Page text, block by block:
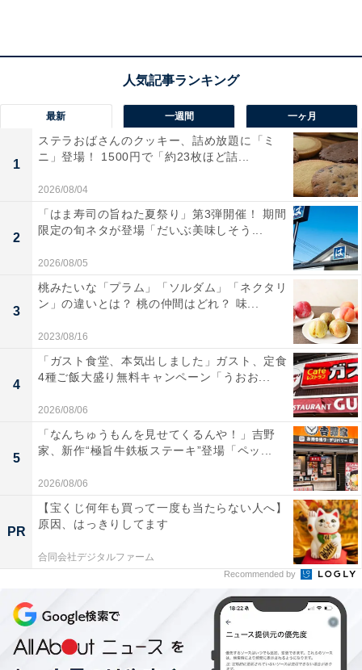
期間は第1弾が7月2日10時～15日20時まで、第2弾が16
日10時～29日20時までです。また、今回の投稿に続ける
かたちで「なんと ここには すべての じょうほう
が しるされていた！」とつづり、キャンペーンの特設
Webサイトへの誘導も。詳細が気になる人は、ぜひチェ
ックしてみてください。
よしのやで ぼうけんを はじめますか？
▶︎はい
https://t.co/kWC3cPvs1W
pic.twitter.com/2JD0rI9Ugq
— 吉野家 (@yoshinoyagyudon) June 24, 2026
吉野家 冷凍牛丼の具 (120g×10袋セット) 牛丼 冷凍食品
どんぶり おかず レンジ・湯せん調理OK お試し 仕送り 公
Amazonで見る
最新 一週間 一ヶ月
1
ステラおばさんのクッキー、詰め放題に「ミ
ニ」登場！ 1500円で「約23枚ほど詰...
2026/08/04
2
「はま寿司の旨ねた夏祭り」第3弾開催！ 期間
限定の旬ネタが登場「だいぶ美味しそう...
2026/08/05
3
桃みたいな「プラム」「ソルダム」「ネクタリ
ン」の違いとは？ 桃の仲間はどれ？ 味...
2023/08/16
4
「ガスト食堂、本気出しました」ガスト、定食
4種ご飯大盛り無料キャンペーン「うおお...
2026/08/06
5
「なんちゅうもんを見せてくるんや！」吉野
家、新作“極旨牛鉄板ステーキ”登場「ペッ...
2026/08/06
PR
【宝くじ何年も買って一度も当たらない人へ】
原因、はっきりしてます
合同会社デジタルファーム
Recommended by